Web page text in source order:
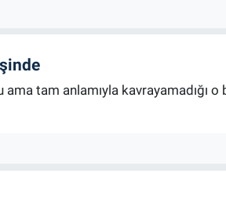
tam anlamıyla kavrayamadığı o